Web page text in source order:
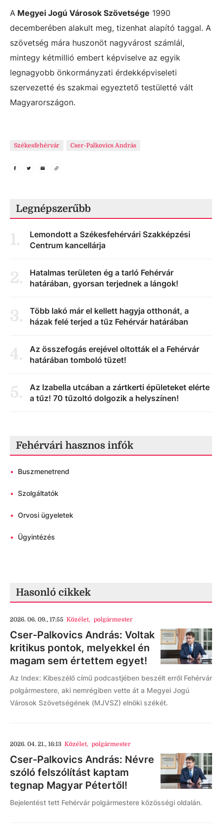
A Megyei Jogú Városok Szövetsége 1990
decemberében alakult meg, tizenhat alapító taggal. A
szövetség mára huszonöt nagyvárost számlál,
mintegy kétmillió embert képviselve az egyik
legnagyobb önkormányzati érdekképviseleti
szervezetté és szakmai egyeztető testületté vált
Magyarországon.
Székesfehérvár Cser-Palkovics András
Legnépszerűbb
1.
Lemondott a Székesfehérvári Szakképzési
Centrum kancellárja
2.
Hatalmas területen ég a tarló Fehérvár
határában, gyorsan terjednek a lángok!
3.
Több lakó már el kellett hagyja otthonát, a
házak felé terjed a tűz Fehérvár határában
4.
Az összefogás erejével oltották el a Fehérvár
határában tomboló tüzet!
5.
Az Izabella utcában a zártkerti épületeket elérte
a tűz! 70 tűzoltó dolgozik a helyszínen!
Fehérvári hasznos infók
• Buszmenetrend
• Szolgáltatók
• Orvosi ügyeletek
• Ügyintézés
Hasonló cikkek
2026. 06. 09., 17:55 Közélet, polgármester
Cser-Palkovics András: Voltak
kritikus pontok, melyekkel én
magam sem értettem egyet!
Az Index: Kibeszélő című podcastjében beszélt erről Fehérvár
polgármestere, aki nemrégiben vette át a Megyei Jogú
Városok Szövetségének (MJVSZ) elnöki székét.
2026. 04. 21., 16:13 Közélet, polgármester
Cser-Palkovics András: Névre
szóló felszólítást kaptam
tegnap Magyar Pétertől!
Bejelentést tett Fehérvár polgármestere közösségi oldalán.